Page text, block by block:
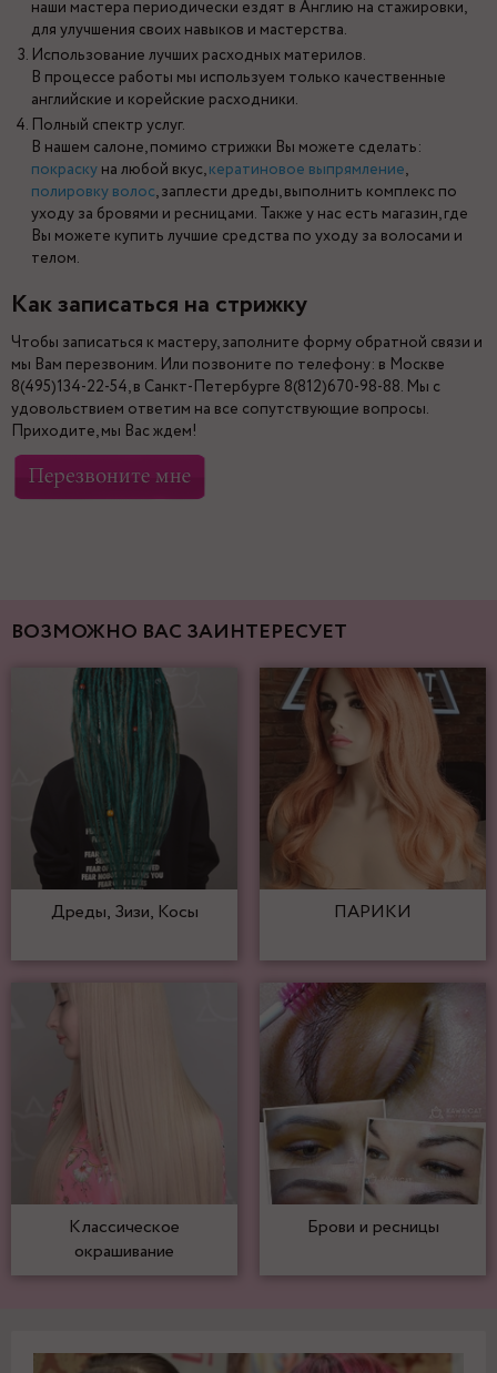
наши мастера периодически ездят в Англию на стажировки,
для улучшения своих навыков и мастерства.
Использование лучших расходных материлов.
В процессе работы мы используем только качественные
английские и корейские расходники.
Полный спектр услуг.
В нашем салоне, помимо стрижки Вы можете сделать:
покраску на любой вкус,кератиновое выпрямление,
полировку волос, заплести дреды, выполнить комплекс по
уходу за бровями и ресницами. Также у нас есть магазин, где
Вы можете купить лучшие средства по уходу за волосами и
телом.
Как записаться на стрижку
Чтобы записаться к мастеру, заполните форму обратной связи и
мы Вам перезвоним. Или позвоните по телефону: в Москве
8(495)134-22-54, в Санкт-Петербурге 8(812)670-98-88. Мы с
удовольствием ответим на все сопутствующие вопросы.
Приходите, мы Вас ждем!
ВОЗМОЖНО ВАС ЗАИНТЕРЕСУЕТ
Дреды, Зизи, Косы ПАРИКИ
Классическое
окрашивание
Брови и ресницы